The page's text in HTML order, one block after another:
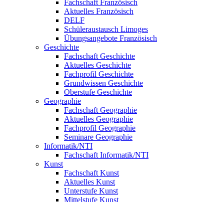
Fachschaft Französisch
Aktuelles Französisch
DELF
Schüleraustausch Limoges
Übungsangebote Französisch
Geschichte
Fachschaft Geschichte
Aktuelles Geschichte
Fachprofil Geschichte
Grundwissen Geschichte
Oberstufe Geschichte
Geographie
Fachschaft Geographie
Aktuelles Geographie
Fachprofil Geographie
Seminare Geographie
Informatik/NTI
Fachschaft Informatik/NTI
Kunst
Fachschaft Kunst
Aktuelles Kunst
Unterstufe Kunst
Mittelstufe Kunst